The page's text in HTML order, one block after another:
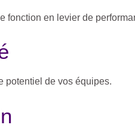
fonction en levier de
potentiel de vos équipes.